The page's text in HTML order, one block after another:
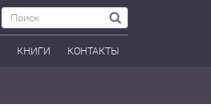
КНИГИ КОНТАКТЫ